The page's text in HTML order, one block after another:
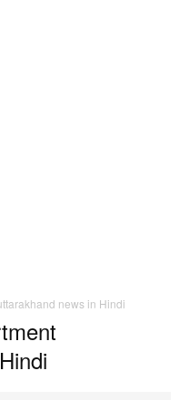
news in Hindi